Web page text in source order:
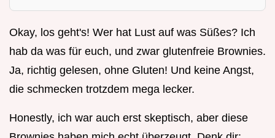
Okay, los geht's! Wer hat Lust auf was Süßes? Ich
hab da was für euch, und zwar glutenfreie Brownies.
Ja, richtig gelesen, ohne Gluten! Und keine Angst,
die schmecken trotzdem mega lecker.
Honestly, ich war auch erst skeptisch, aber diese